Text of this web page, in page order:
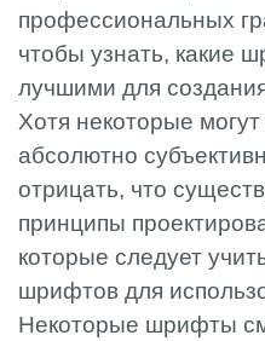
профессиональных
чтобы узнать, какие
лучшими для
Хотя некоторые
абсолютно
отрицать, что
принципы
которые следует
шрифтов для
Некоторые шрифты